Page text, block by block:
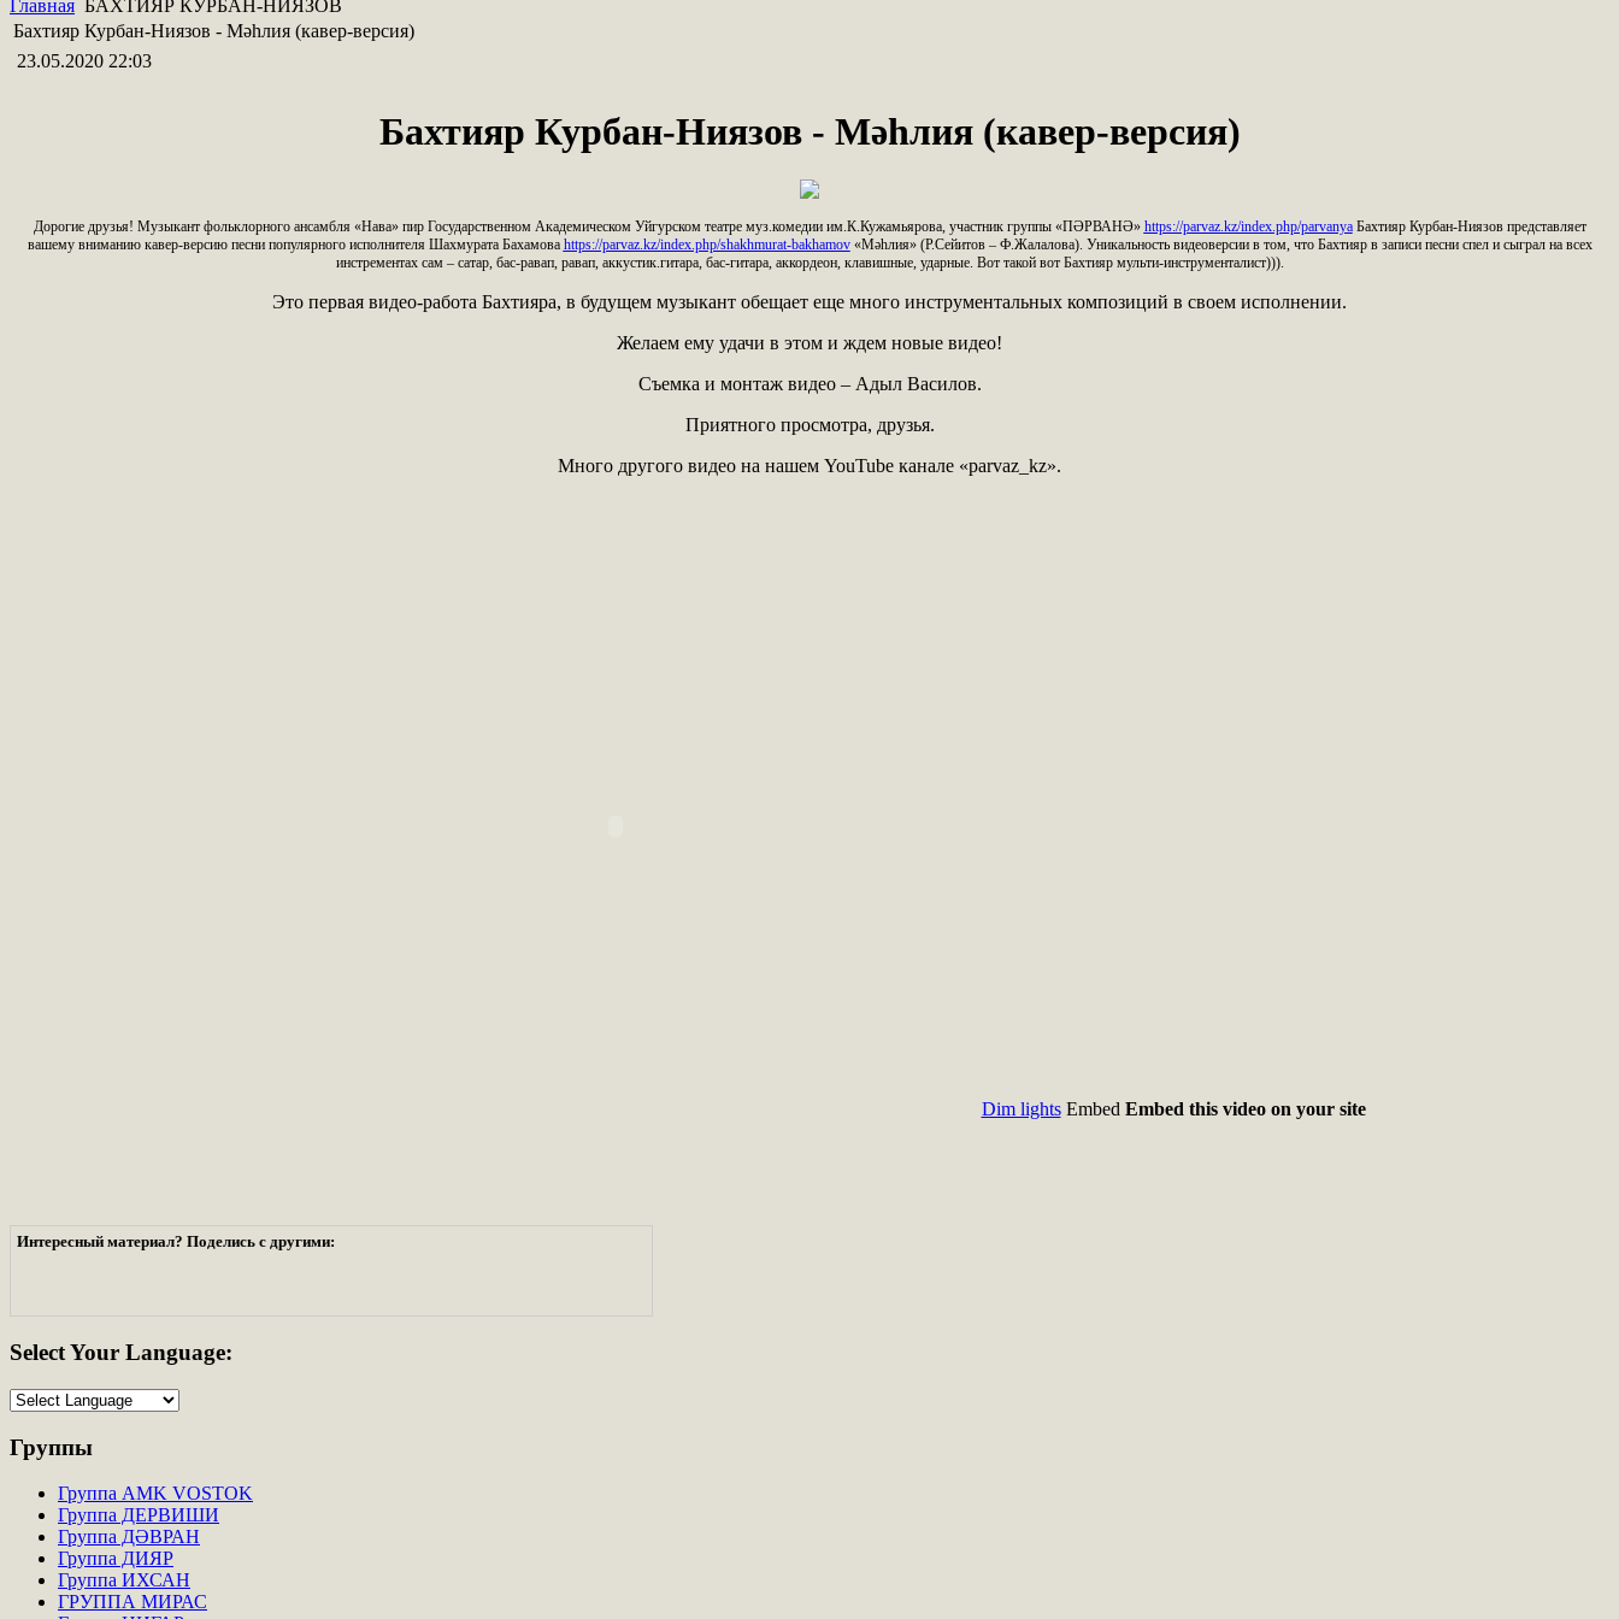
Главная БАХТИЯР КУРБАН-НИЯЗОВ
Бахтияр Курбан-Ниязов - Мәһлия (кавер-версия)
23.05.2020 22:03
Бахтияр Курбан-Ниязов - Мәһлия (кавер-версия)
Дорогие друзья! Музыкант фольклорного ансамбля «Нава» пир Государственном Академическом Уйгурском театре муз.комедии им.К.Кужамьярова, участник группы «ПӘРВАНӘ» https://parvaz.kz/index.php/parvanyaБахтияр Курбан-Ниязов представляет
вашему вниманию кавер-версию песни популярного исполнителя Шахмурата Бахамова https://parvaz.kz/index.php/shakhmurat-bakhamov«Мәһлия» (Р.Сейитов – Ф.Жалалова). Уникальность видеоверсии в том, что Бахтияр в записи песни спел и сыграл на всех
инстрементах сам – сатар, бас-равап, равап, аккустик.гитара, бас-гитара, аккордеон, клавишные, ударные. Вот такой вот Бахтияр мульти-инструменталист))).
Это первая видео-работа Бахтияра, в будущем музыкант обещает еще много инструментальных композиций в своем исполнении.
Желаем ему удачи в этом и ждем новые видео!
Съемка и монтаж видео – Адыл Василов.
Приятного просмотра, друзья.
Много другого видео на нашем YouTube канале «parvaz_kz».
Dim lightsEmbed Embed this video on your site
Интересный материал? Поделись с другими:
SelectYour Language:
Группы
Группа AMK VOSTOK
Группа ДЕРВИШИ
Группа ДӘВРАН
Группа ДИЯР
Группа ИХСАН
ГРУППА МИРАС